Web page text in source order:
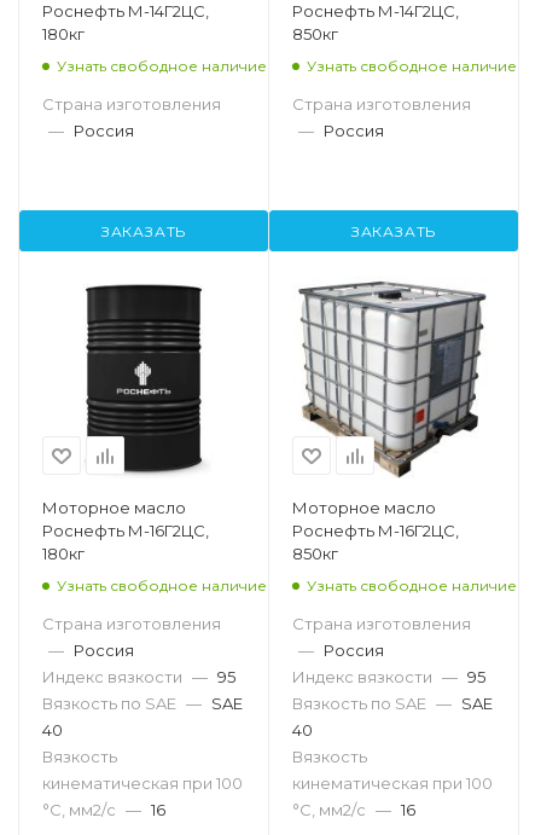
Роснефть М-14Г2ЦС,
180кг
Узнать свободное наличие
Страна изготовления
— Россия
ЗАКАЗАТЬ
Роснефть М-14Г2ЦС,
850кг
Узнать свободное наличие
Страна изготовления
— Россия
ЗАКАЗАТЬ
Моторное масло
Роснефть М-16Г2ЦС,
180кг
Узнать свободное наличие
Страна изготовления
— Россия
Индекс вязкости — 95
Вязкость по SAE — SAE
40
Вязкость
кинематическая при 100
°С, мм2/с — 16
Моторное масло
Роснефть М-16Г2ЦС,
850кг
Узнать свободное наличие
Страна изготовления
— Россия
Индекс вязкости — 95
Вязкость по SAE — SAE
40
Вязкость
кинематическая при 100
°С, мм2/с — 16